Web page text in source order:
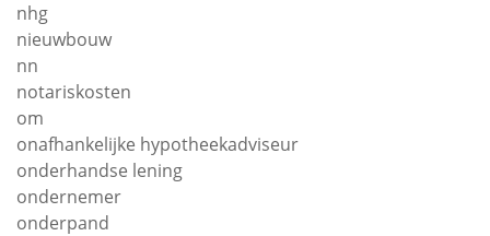
nhg
nieuwbouw
nn
notariskosten
om
onafhankelijke hypotheekadviseur
onderhandse lening
ondernemer
onderpand